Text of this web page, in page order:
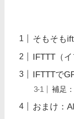
そもそも
IFTTT（
IFTTTで
補足
おまけ：